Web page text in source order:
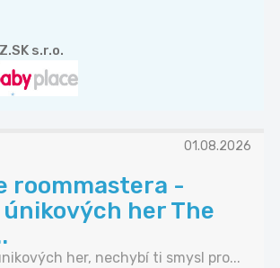
s.r.o.
01.08.2026
roommastera -
her The
her, nechybí ti smysl pro...